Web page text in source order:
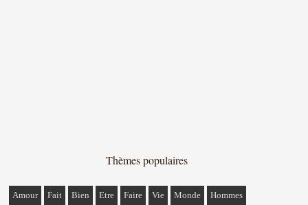
Thèmes populaires
Amour Fait Bien Etre Faire Vie Monde Hommes